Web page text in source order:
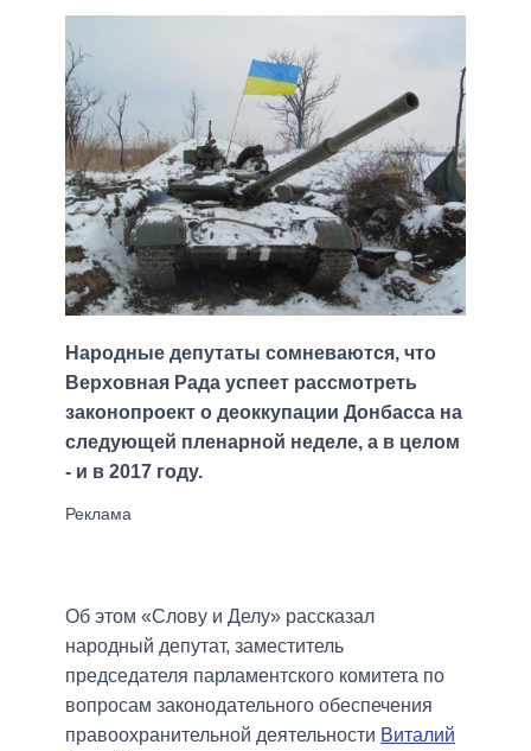
Народные депутаты сомневаются, что
Верховная Рада успеет рассмотреть
законопроект о деоккупации Донбасса на
следующей пленарной неделе, а в целом
- и в 2017 году.
Об этом «Слову и Делу» рассказал
народный депутат, заместитель
председателя парламентского комитета по
вопросам законодательного обеспечения
правоохранительной деятельности Виталий